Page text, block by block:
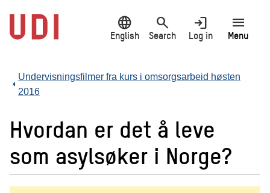
main
content
language
English
search
Search
login
Log in
menu
Menu
Undervisningsfilmer fra kurs i omsorgsarbeid høsten
2016
Hvordan er det å leve
som asylsøker i Norge?